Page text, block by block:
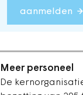
aanmelden
Meer personeel
De